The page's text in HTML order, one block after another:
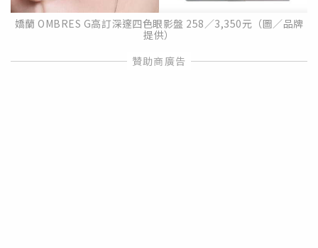
嬌蘭 OMBRES G高訂深邃四色眼影盤 258／3,350元（圖／品牌
提供）